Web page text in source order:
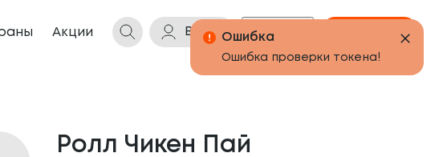
Акции Войти Бонусы Корзина
Ролл Чикен Пай